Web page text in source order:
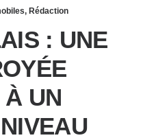
, Rédaction
: UNE
À UN